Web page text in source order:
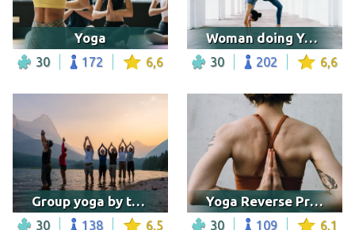
Yoga
30 172 6,6
Woman doing Yoga
30 202 6,6
Group yoga by the lake
30 138 6,5
Yoga Reverse Prayer Pose
30 109 6,1